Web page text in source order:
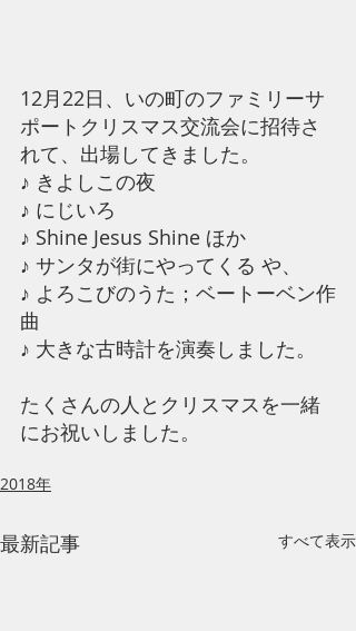
​12月22日、いの町のファミリーサ
ポートクリスマス交流会に招待さ
れて、出場してきました。
​♪ きよしこの夜
♪ にじいろ
♪ Shine Jesus Shine ほか
♪ サンタが街にやってくる や、
♪ よろこびのうた；ベートーベン作
曲
♪ 大きな古時計を演奏しました。
たくさんの人とクリスマスを一緒
にお祝いしました。
2018年
最新記事 すべて表示